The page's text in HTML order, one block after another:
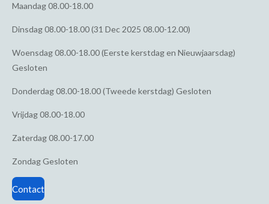
Maandag08.00-18.00
Dinsdag08.00-18.00 (31 Dec 2025 08.00-12.00)
Woensdag08.00-18.00 (Eerste kerstdag en Nieuwjaarsdag)
Gesloten
Donderdag08.00-18.00 (Tweede kerstdag) Gesloten
Vrijdag08.00-18.00
Zaterdag08.00-17.00
ZondagGesloten
Contact